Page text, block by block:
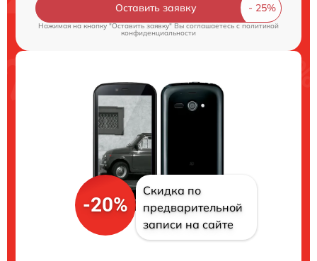
Оставить заявку
Нажимая на кнопку "Оставить заявку" Вы соглашаетесь cполитикой
конфиденциальности
-20%
Скидка по
предварительной
записи на сайте